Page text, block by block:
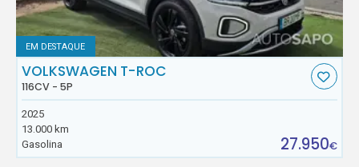
EM DESTAQUE
VOLKSWAGEN T-ROC
116CV - 5P
2025
13.000 km
Gasolina
27.950€